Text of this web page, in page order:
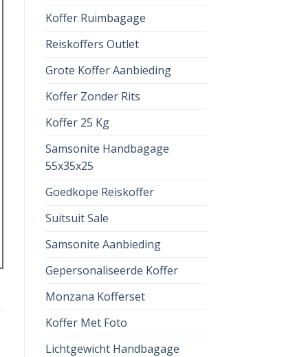
Koffer Ruimbagage
Reiskoffers Outlet
Grote Koffer Aanbieding
Koffer Zonder Rits
Koffer 25 Kg
Samsonite Handbagage
55x35x25
Goedkope Reiskoffer
Suitsuit Sale
Samsonite Aanbieding
Gepersonaliseerde Koffer
Monzana Kofferset
Koffer Met Foto
Lichtgewicht Handbagage